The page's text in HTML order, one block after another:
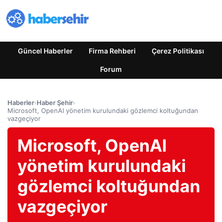
Güncel Haberler Firma Rehberi Çerez Politikası
Forum
Haberler›Haber Şehir›
Microsoft, OpenAI yönetim kurulundaki gözlemci koltuğundan
vazgeçiyor
Microsoft, OpenAI
yönetim kurulundaki
gözlemci koltuğundan
vazgeçiyor